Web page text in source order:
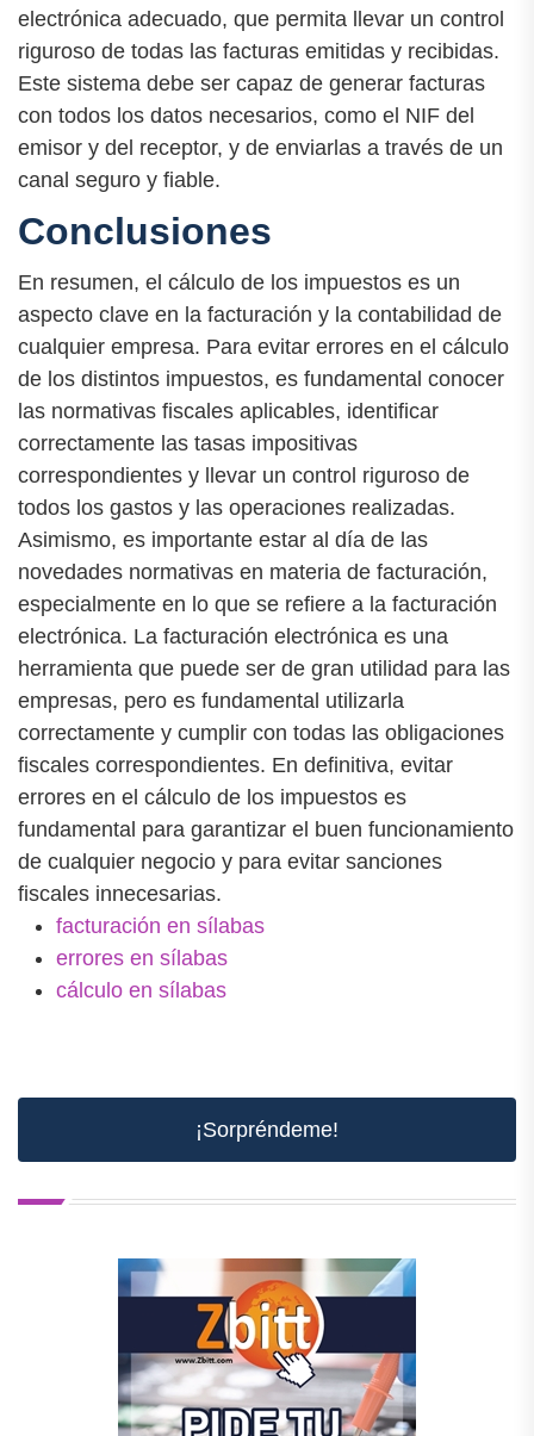
electrónica adecuado, que permita llevar un control
riguroso de todas las facturas emitidas y recibidas.
Este sistema debe ser capaz de generar facturas
con todos los datos necesarios, como el NIF del
emisor y del receptor, y de enviarlas a través de un
canal seguro y fiable.
Conclusiones
En resumen, el cálculo de los impuestos es un
aspecto clave en la facturación y la contabilidad de
cualquier empresa. Para evitar errores en el cálculo
de los distintos impuestos, es fundamental conocer
las normativas fiscales aplicables, identificar
correctamente las tasas impositivas
correspondientes y llevar un control riguroso de
todos los gastos y las operaciones realizadas.
Asimismo, es importante estar al día de las
novedades normativas en materia de facturación,
especialmente en lo que se refiere a la facturación
electrónica. La facturación electrónica es una
herramienta que puede ser de gran utilidad para las
empresas, pero es fundamental utilizarla
correctamente y cumplir con todas las obligaciones
fiscales correspondientes. En definitiva, evitar
errores en el cálculo de los impuestos es
fundamental para garantizar el buen funcionamiento
de cualquier negocio y para evitar sanciones
fiscales innecesarias.
facturación en sílabas
errores en sílabas
cálculo en sílabas
¡Sorpréndeme!